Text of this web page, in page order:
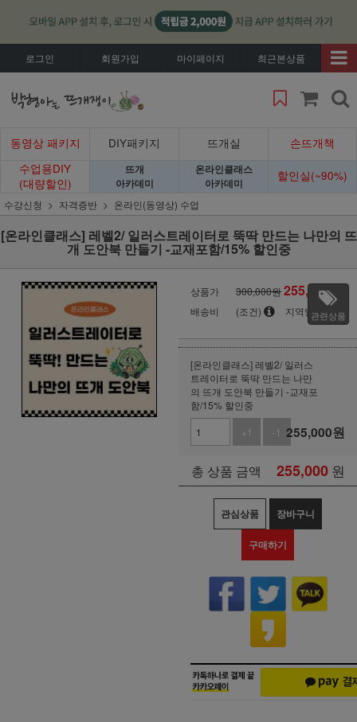
로그인 회원가입 마이페이지 최근본상품
동영상 패키지 DIY패키지 뜨개실
손뜨개책
수업용DIY
(대량할인)
뜨개
아카데미
온라인클래스
아카데미
할인실(~90%)
수강신청 자격증반 온라인(동영상) 수업
[온라인클래스] 레벨2/ 일러스트레이터로 뚝딱 만드는 나만의 뜨
개 도안북 만들기 -교재포함/15% 할인중
상품가 300,000원255,000원
배송비
(조건) 지역별관련상품
[온라인클래스] 레벨2/ 일러스
트레이터로 뚝딱 만드는 나만
의 뜨개 도안북 만들기 -교재포
함/15% 할인중
+1
-1 255,000원
총 상품 금액 255,000 원
관심상품 장바구니
구매하기